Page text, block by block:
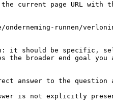
the current page URL
runnen/
it should be specific,
the broader end goal
answer to the question
is not explicitly